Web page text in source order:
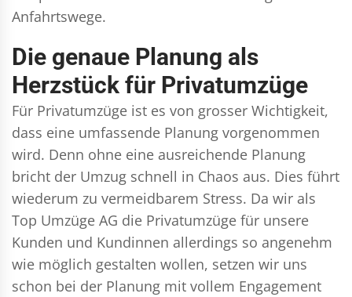
Anfahrtswege.
Die genaue Planung als
Herzstück für Privatumzüge
Für Privatumzüge ist es von grosser Wichtigkeit,
dass eine umfassende Planung vorgenommen
wird. Denn ohne eine ausreichende Planung
bricht der Umzug schnell in Chaos aus. Dies führt
wiederum zu vermeidbarem Stress. Da wir als
Top Umzüge AG die Privatumzüge für unsere
Kunden und Kundinnen allerdings so angenehm
wie möglich gestalten wollen, setzen wir uns
schon bei der Planung mit vollem Engagement